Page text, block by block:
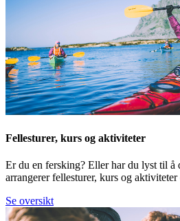
Fellesturer, kurs og aktiviteter
Er du en fersking? Eller har du lyst til å
arrangerer fellesturer, kurs og
Se oversikt